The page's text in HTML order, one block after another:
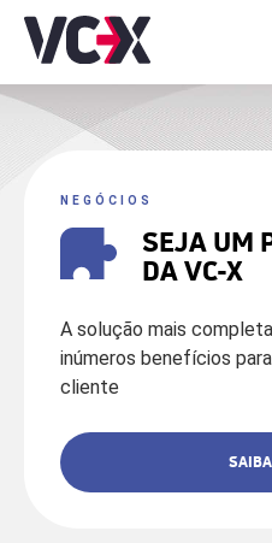
NEGÓCIOS
SEJA UM
DA VC-X
A solução mais
inúmeros benefícios
cliente